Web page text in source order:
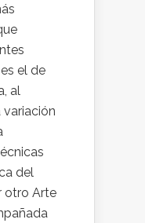
el de
al
del
otro Arte